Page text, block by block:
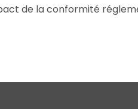
de la conformité